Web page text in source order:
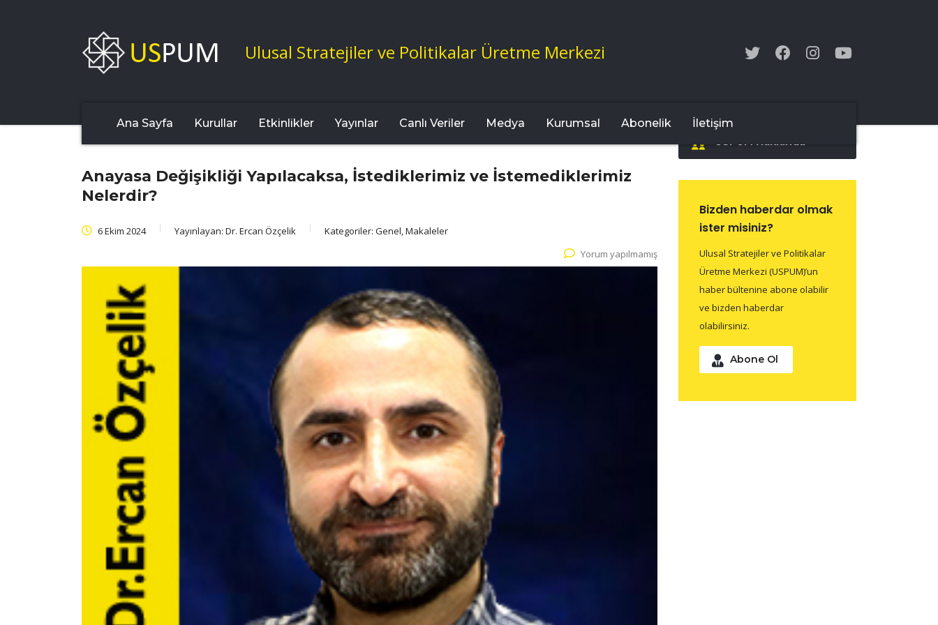
Ulusal Stratejiler ve Politikalar Üretme Merkezi
Ana Sayfa Kurullar Etkinlikler Yayınlar Canlı Veriler Medya Kurumsal Abonelik İletişim
Anayasa Değişikliği Yapılacaksa, İstediklerimiz ve İstemediklerimiz
Nelerdir?
6 Ekim 2024 Yayınlayan: Dr. Ercan Özçelik Kategoriler: Genel, Makaleler
Yorum yapılmamış
USPUM Hakkında
Bizden haberdar olmak
ister misiniz?
Ulusal Stratejiler ve Politikalar
Üretme Merkezi (USPUM)’un
haber bültenine abone olabilir
ve bizden haberdar
olabilirsiniz.
Abone Ol